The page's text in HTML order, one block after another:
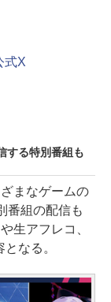
式X
する特別番組も
まなゲームの
番組の配信も
生アフレコ、
なる。